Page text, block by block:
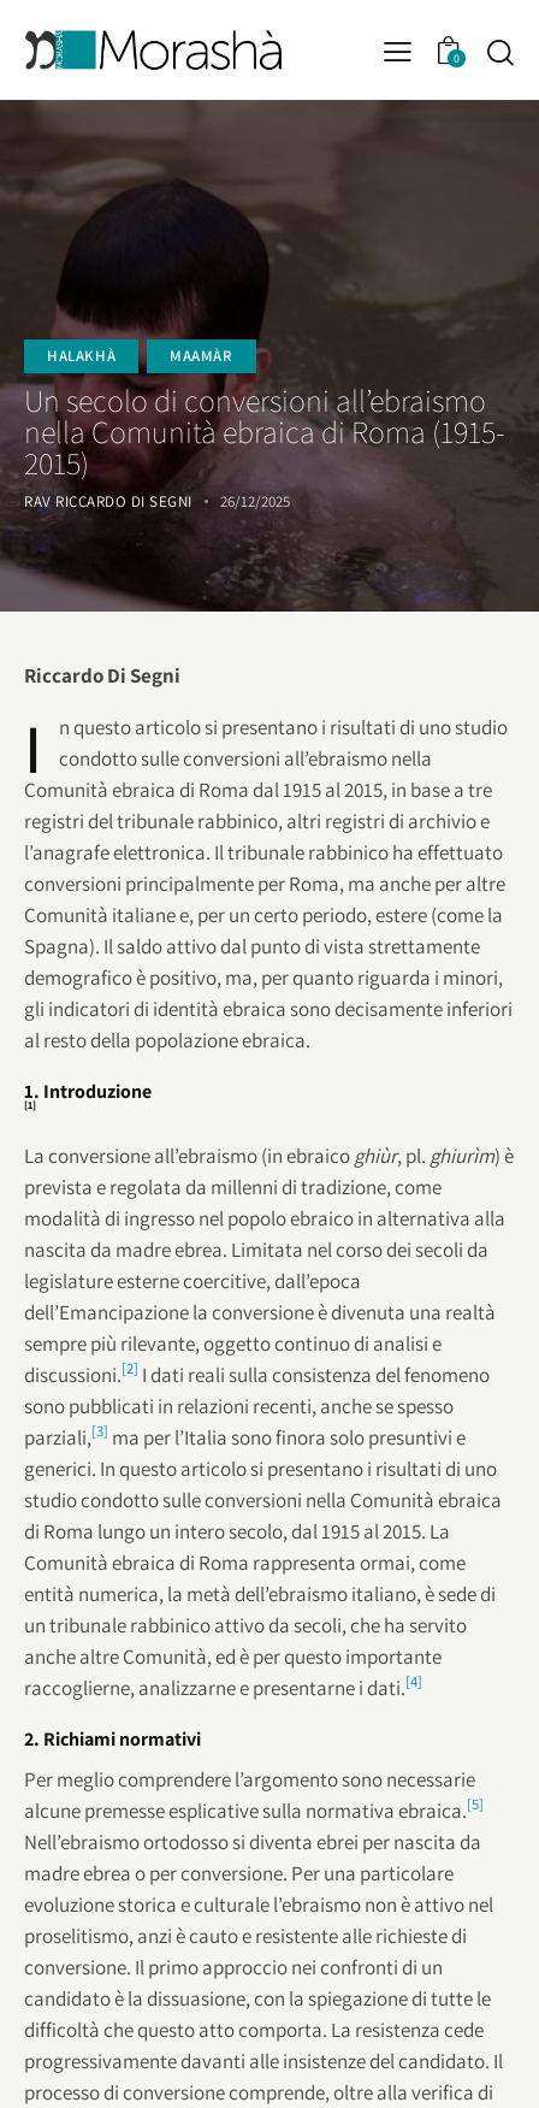
0
HALAKHÀ MAAMÀR
Un secolo di conversioni all’ebraismo
nella Comunità ebraica di Roma (1915-
2015)
RAV RICCARDO DI SEGNI 26/12/2025
Riccardo Di Segni
I
n questo articolo si presentano i risultati di uno studio
condotto sulle conversioni all’ebraismo nella
Comunità ebraica di Roma dal 1915 al 2015, in base a tre
registri del tribunale rabbinico, altri registri di archivio e
l’anagrafe elettronica. Il tribunale rabbinico ha effettuato
conversioni principalmente per Roma, ma anche per altre
Comunità italiane e, per un certo periodo, estere (come la
Spagna). Il saldo attivo dal punto di vista strettamente
demografico è positivo, ma, per quanto riguarda i minori,
gli indicatori di identità ebraica sono decisamente inferiori
al resto della popolazione ebraica.
1. Introduzione
[1]
La conversione all’ebraismo (in ebraicoghiùr, pl. ghiurìm) è
prevista e regolata da millenni di tradizione, come
modalità di ingresso nel popolo ebraico in alternativa alla
nascita da madre ebrea. Limitata nel corso dei secoli da
legislature esterne coercitive, dall’epoca
dell’Emancipazione la conversione è divenuta una realtà
sempre più rilevante, oggetto continuo di analisi e
discussioni.[2] I dati reali sulla consistenza del fenomeno
sono pubblicati in relazioni recenti, anche se spesso
parziali,[3] ma per l’Italia sono finora solo presuntivi e
generici. In questo articolo si presentano i risultati di uno
studio condotto sulle conversioni nella Comunità ebraica
di Roma lungo un intero secolo, dal 1915 al 2015. La
Comunità ebraica di Roma rappresenta ormai, come
entità numerica, la metà dell’ebraismo italiano, è sede di
un tribunale rabbinico attivo da secoli, che ha servito
anche altre Comunità, ed è per questo importante
raccoglierne, analizzarne e presentarne i dati.[4]
2. Richiami normativi
Per meglio comprendere l’argomento sono necessarie
alcune premesse esplicative sulla normativa ebraica.[5]
Nell’ebraismo ortodosso si diventa ebrei per nascita da
madre ebrea o per conversione. Per una particolare
evoluzione storica e culturale l’ebraismo non è attivo nel
proselitismo, anzi è cauto e resistente alle richieste di
conversione. Il primo approccio nei confronti di un
candidato è la dissuasione, con la spiegazione di tutte le
difficoltà che questo atto comporta. La resistenza cede
progressivamente davanti alle insistenze del candidato. Il
processo di conversione comprende, oltre alla verifica di